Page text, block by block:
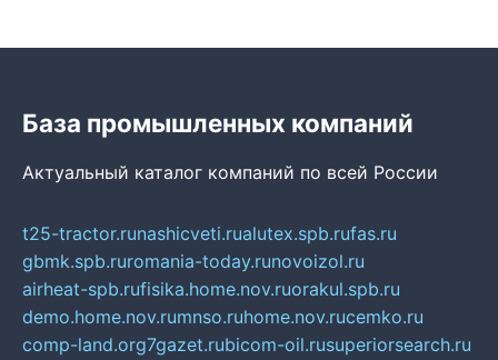
База промышленных компаний
Актуальный каталог компаний по всей России
t25-tractor.runashicveti.rualutex.spb.rufas.ru
gbmk.spb.ruromania-today.runovoizol.ru
airheat-spb.rufisika.home.nov.ruorakul.spb.ru
demo.home.nov.rumnso.ruhome.nov.rucemko.ru
comp-land.org7gazet.rubicom-oil.rusuperiorsearch.ru